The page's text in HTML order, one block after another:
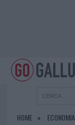
HOME ECONOMIA